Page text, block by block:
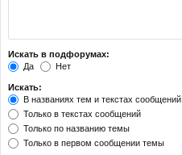
Искать в подфорумах:
Да
Нет
Искать:
В названиях тем и текстах сообщений
Только в текстах сообщений
Только по названию темы
Только в первом сообщении темы